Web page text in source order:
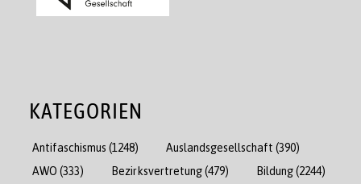
KATEGORIEN
Antifaschismus (1248) Auslandsgesellschaft (390)
AWO (333) Bezirksvertretung(479) Bildung(2244)